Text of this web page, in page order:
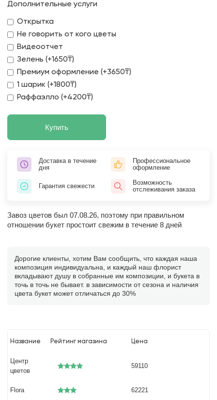
Дополнительные услуги
Открытка
Не говорить от кого цветы
Видеоотчет
Зелень (+1650₸)
Премиум оформление (+3650₸)
1 шарик (+1800₸)
Раффаэлло (+4200₸)
Купить
Доставка в течение
дня
Профессиональное
оформление
Гарантия свежести
Возможность
отслеживания заказа
Завоз цветов был 07.08.26, поэтому при правильном
отношении букет простоит свежим в течение 8 дней
Дорогие клиенты, хотим Вам сообщить, что каждая наша
композиция индивидуальна, и каждый наш флорист
вкладывают душу в собранные им композиции, и букета в
точь в точь не бывает. в зависимости от сезона и наличия
цвета букет может отличаться до 30%
Название Рейтинг магазина Цена
Центр
цветов
59110
Flora 62221